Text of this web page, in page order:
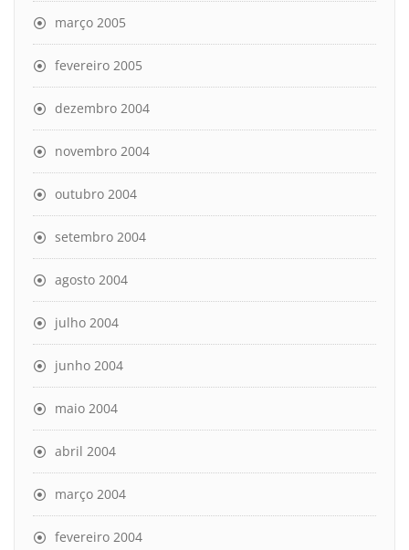
março 2005
fevereiro 2005
dezembro 2004
novembro 2004
outubro 2004
setembro 2004
agosto 2004
julho 2004
junho 2004
maio 2004
abril 2004
março 2004
fevereiro 2004